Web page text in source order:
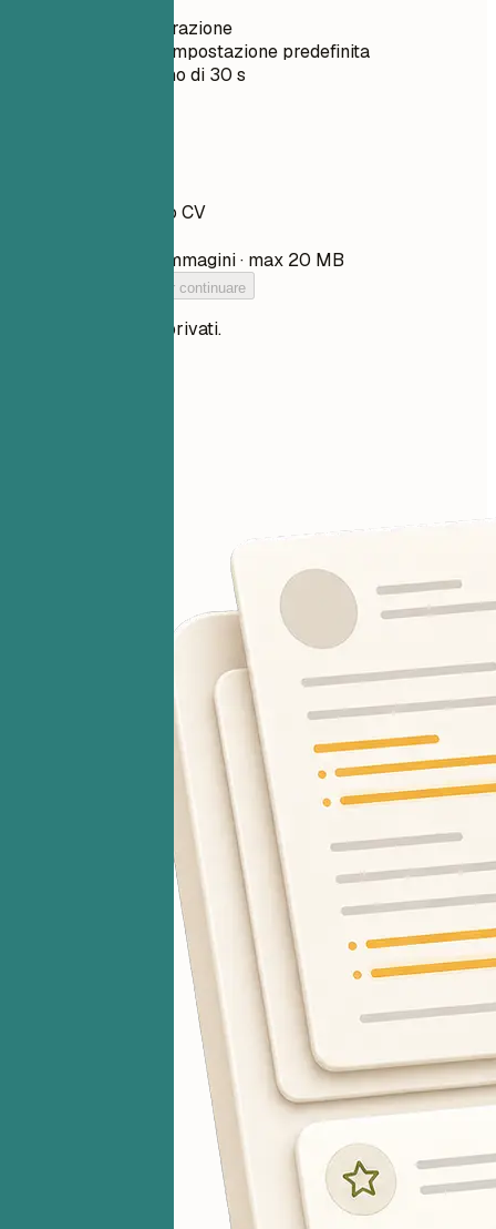
Senza registrazione
Privato per impostazione predefinita
Di solito meno di 30 s
Trascina qui il tuo CV
PDF, DOCX, TXT e immagini · max 20 MB
Aggiungi il tuo CV per continuare
I tuoi file restano privati.